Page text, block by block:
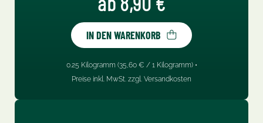
IN DEN WARENKORB
Inhalt:
0.25 Kilogramm (35,60 € / 1 Kilogramm) •
Preise inkl. MwSt. zzgl. Versandkosten